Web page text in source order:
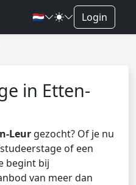
🇳🇱 Login
in Etten-
Leur gezocht? Of je nu
of een
begint bij
van meer dan